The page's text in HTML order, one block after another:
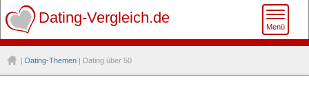
Dating-Vergleich.de
Toggle
Menü
| Dating-Themen | Dating über 50